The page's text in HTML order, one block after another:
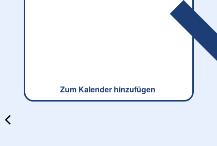
Zum Kalender hinzufügen